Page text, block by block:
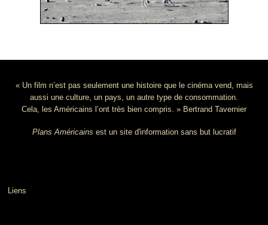
« Un film n’est pas seulement une histoire que le cinéma vend, mais
aussi une culture, un pays, un autre type de consommation.
Cela, les Américains l’ont très bien compris. » Bertrand Tavernier
Plans Américains est un site d'information sans but lucratif
Liens